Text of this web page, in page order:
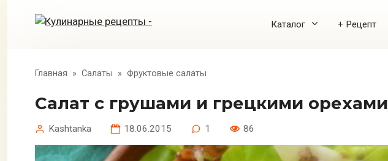
Каталог + Рецепт
Главная » Салаты » Фруктовые салаты
Салат с грушами и грецкими орехами
Kashtanka 18.06.2015 1 86